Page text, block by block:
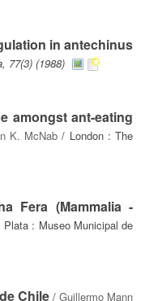
in antechinus
77(3) (1988)
amongst ant-eating
K. McNab / London : The
Fera (Mammalia -
Plata : Museo Municipal de
Chile/ Guillermo Mann